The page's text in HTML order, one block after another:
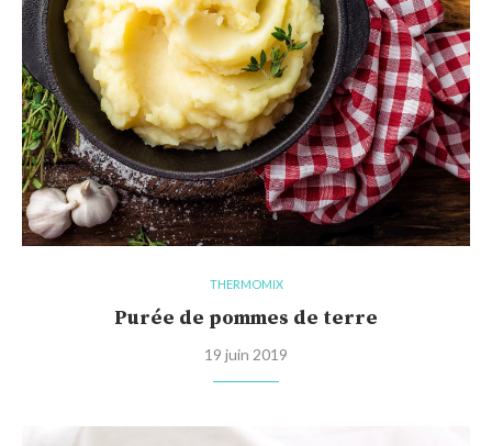
THERMOMIX
Purée de pommes de terre
19 juin 2019